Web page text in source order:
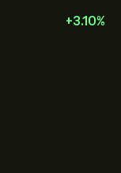
+3.10%